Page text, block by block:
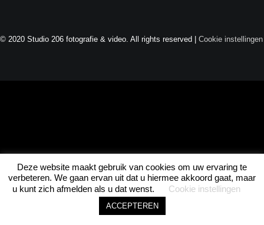
© 2020 Studio 206 fotografie & video. All rights reserved | Cookie instellingen
Deze website maakt gebruik van cookies om uw ervaring te
verbeteren. We gaan ervan uit dat u hiermee akkoord gaat, maar
u kunt zich afmelden als u dat wenst.
Cookie instellingen
ACCEPTEREN ASK JOEL • ASK JOEL • ASK JOEL •